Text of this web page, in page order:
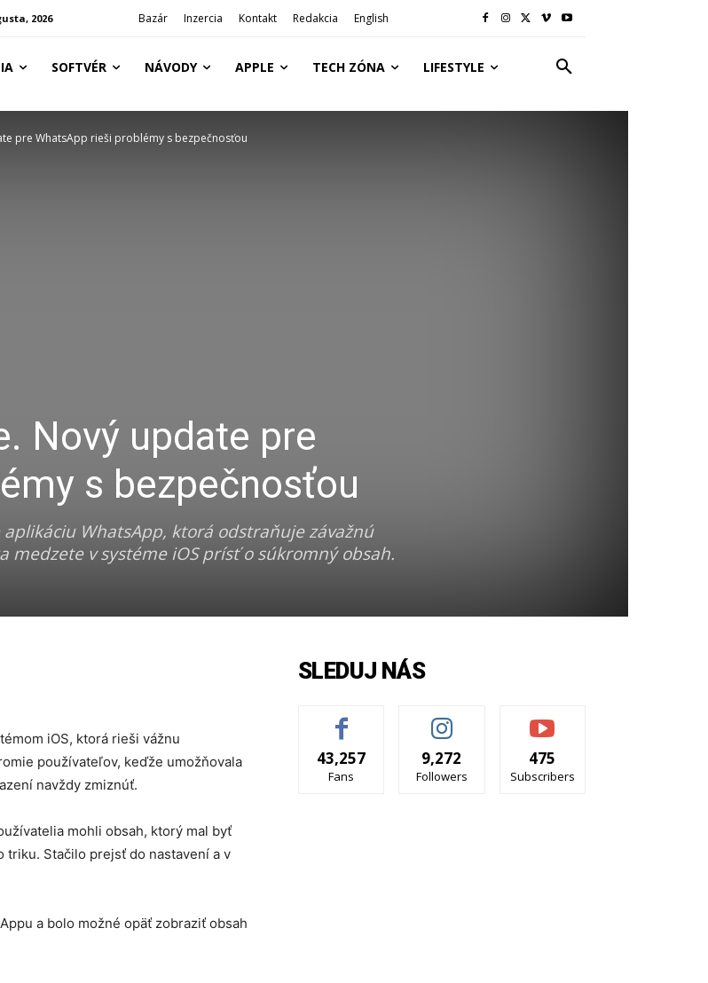
2026 Bazár Inzercia Kontakt Redakcia English
SOFTVÉR NÁVODY APPLE TECH ZÓNA LIFESTYLE
pre WhatsApp rieši problémy s bezpečnosťou
Nový update pre
s bezpečnosťou
WhatsApp, ktorá odstraňuje závažnú
v systéme iOS prísť o súkromný obsah.
iOS, ktorá rieši vážnu
používateľov, keďže umožňovala
navždy zmiznúť.
mohli obsah, ktorý mal byť
Stačilo prejsť do nastavení a v
a bolo možné opäť zobraziť obsah
SLEDUJ NÁS
43,257
Fans
9,272
Followers
475
Subscribers